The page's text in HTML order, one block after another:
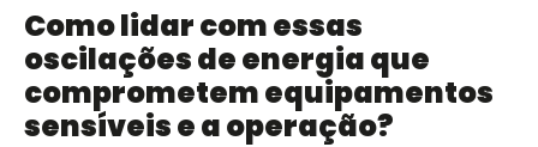
Como lidar com essas
oscilações de energia que
comprometem equipamentos
sensíveis e a operação?